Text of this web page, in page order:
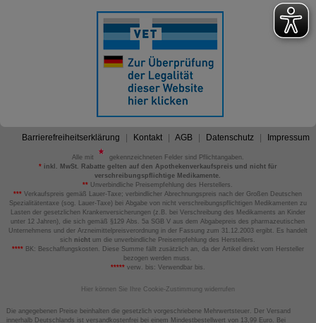
Barrierefreiheitserklärung Kontakt AGB Datenschutz Impressum
Alle mit
gekennzeichneten Felder sind Pflichtangaben.
*inkl. MwSt. Rabatte gelten auf den Apothekenverkaufspreis und nicht für
verschreibungspflichtige Medikamente.
** Unverbindliche Preisempfehlung des Herstellers.
*** Verkaufspreis gemäß Lauer-Taxe; verbindlicher Abrechnungspreis nach der Großen Deutschen
Spezialitätentaxe (sog. Lauer-Taxe) bei Abgabe von nicht verschreibungspflichtigen Medikamenten zu
Lasten der gesetzlichen Krankenversicherungen (z.B. bei Verschreibung des Medikaments an Kinder
unter 12 Jahren), die sich gemäß §129 Abs. 5a SGB V aus dem Abgabepreis des pharmazeutischen
Unternehmens und der Arzneimittelpreisverordnung in der Fassung zum 31.12.2003 ergibt. Es handelt
sich nicht um die unverbindliche Preisempfehlung des Herstellers.
****BK: Beschaffungskosten. Diese Summe fällt zusätzlich an, da der Artikel direkt vom Hersteller
bezogen werden muss.
*****verw. bis: Verwendbar bis.
Hier können Sie Ihre Cookie-Zustimmung widerrufen
Die angegebenen Preise beinhalten die gesetzlich vorgeschriebene Mehrwertsteuer. Der Versand
innerhalb Deutschlands ist versandkostenfrei bei einem Mindestbestellwert von 13,99 Euro. Bei